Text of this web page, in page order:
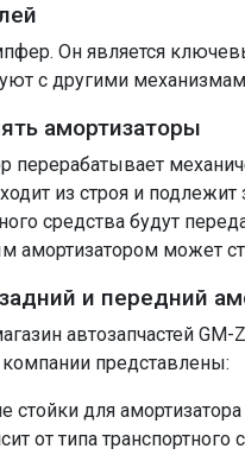
Он является
с другими
амортизаторы
перерабатывает
из строя и
средства будут
может
и передний
автозапчастей
представлены:
стойки для
от типа транспортного